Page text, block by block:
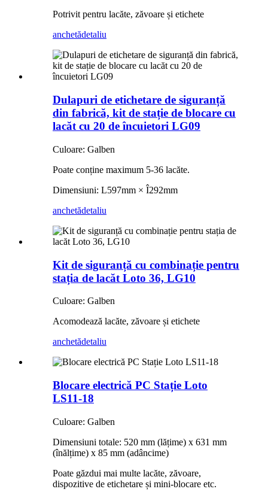
Potrivit pentru lacăte, zăvoare și etichete
anchetădetaliu
Dulapuri de etichetare de siguranță
din fabrică, kit de stație de blocare cu
lacăt cu 20 de încuietori LG09
Culoare: Galben
Poate conține maximum 5-36 lacăte.
Dimensiuni: L597mm × Î292mm
anchetădetaliu
Kit de siguranță cu combinație pentru
stația de lacăt Loto 36, LG10
Culoare: Galben
Acomodează lacăte, zăvoare și etichete
anchetădetaliu
Blocare electrică PC Stație Loto
LS11-18
Culoare: Galben
Dimensiuni totale: 520 mm (lățime) x 631 mm
(înălțime) x 85 mm (adâncime)
Poate găzdui mai multe lacăte, zăvoare,
dispozitive de etichetare și mini-blocare etc.